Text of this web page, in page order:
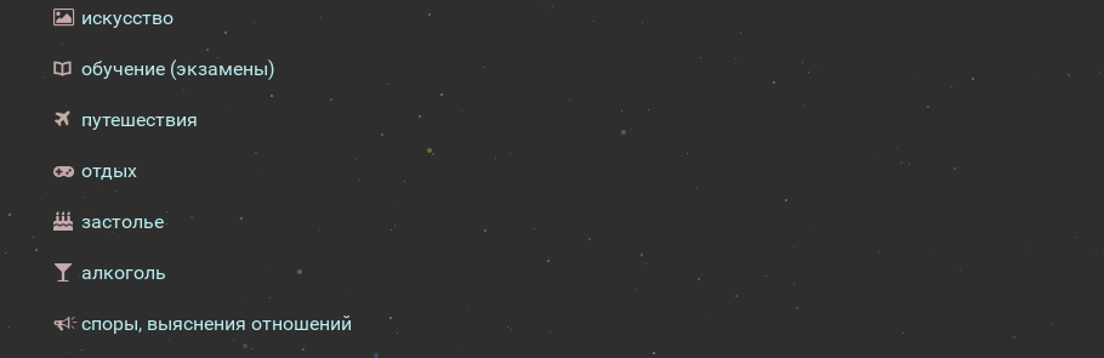
искусство
обучение (экзамены)
путешествия
отдых
застолье
алкоголь
споры, выяснения отношений